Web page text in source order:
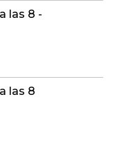
las 8 -
las 8